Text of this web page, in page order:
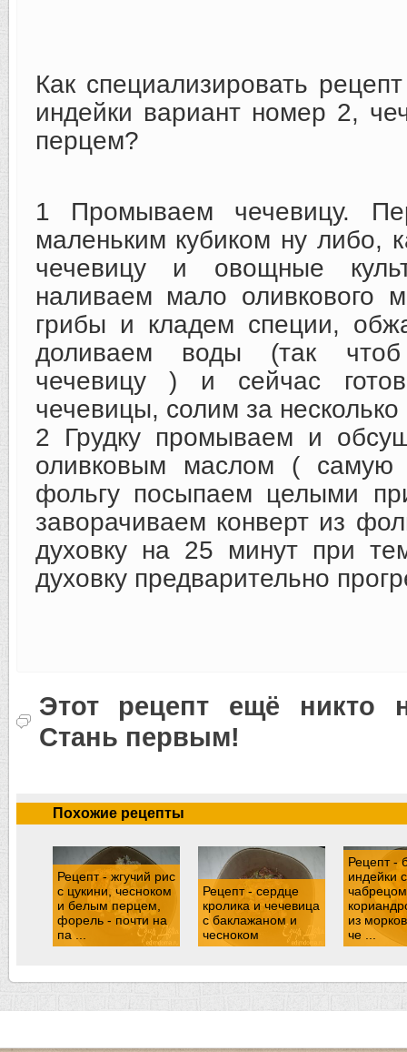
Как специализировать
индейки вариант номер 2,
перцем?
1 Промываем чечевицу.
маленьким кубиком ну либо,
чечевицу и овощные
наливаем мало оливкового
грибы и кладем специи,
доливаем воды (так
чечевицу ) и сейчас
чечевицы, солим за несколько
2 Грудку промываем и
оливковым маслом (
фольгу посыпаем целыми
заворачиваем конверт из
духовку на 25 минут при
духовку предварительно
Этот рецепт ещё никто
Стань первым!
Похожие рецепты
Рецепт - жгучий рис
с цукини, чесноком
и белым перцем,
форель - почти на
па ...
Рецепт - сердце
кролика и чечевица
с баклажаном и
чесноком
Рецепт -
индейки с
из
че ...